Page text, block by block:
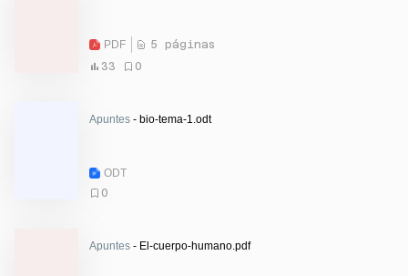
PDF
5 páginas
33
0
Apuntes - bio-tema-1.odt
ODT
0
Apuntes - El-cuerpo-humano.pdf